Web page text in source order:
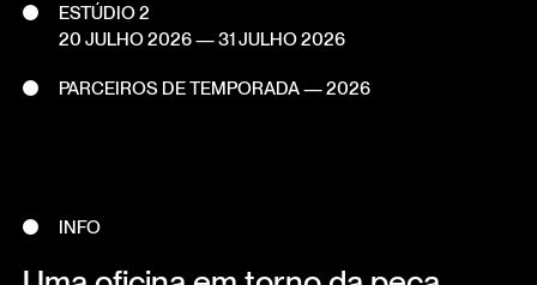
ESTÚDIO 2
20 JULHO 2026—31 JULHO 2026
PARCEIROS DE TEMPORADA — 2026
INFO